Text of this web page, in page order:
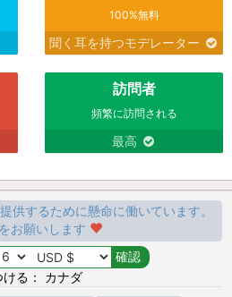
100%無料
聞く耳を持つモデレーター
訪問者
頻繁に訪問される
最高
供するために懸命に働いています。
お願いします
る： カナダ